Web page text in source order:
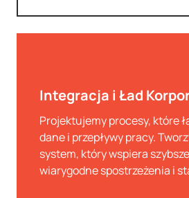
Integracja i Ład
Projektujemy procesy, które
dane i przepływy pracy.
system, który wspiera
wiarygodne spostrzeżenia i